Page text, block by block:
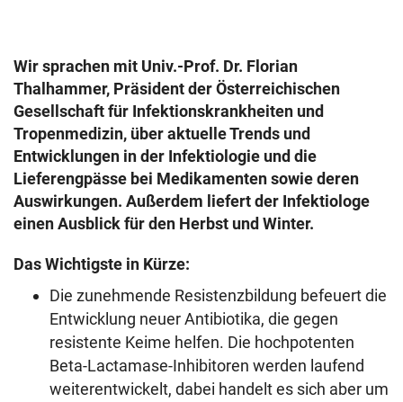
Wir sprachen mit Univ.-Prof. Dr. Florian
Thalhammer, Präsident der Österreichischen
Gesellschaft für Infektionskrankheiten und
Tropenmedizin, über aktuelle Trends und
Entwicklungen in der Infektiologie und die
Lieferengpässe bei Medikamenten sowie deren
Auswirkungen. Außerdem liefert der Infektiologe
einen Ausblick für den Herbst und Winter.
Das Wichtigste in Kürze:
Die zunehmende Resistenzbildung befeuert die
Entwicklung neuer Antibiotika, die gegen
resistente Keime helfen. Die hochpotenten
Beta-Lactamase-Inhibitoren werden laufend
weiterentwickelt, dabei handelt es sich aber um